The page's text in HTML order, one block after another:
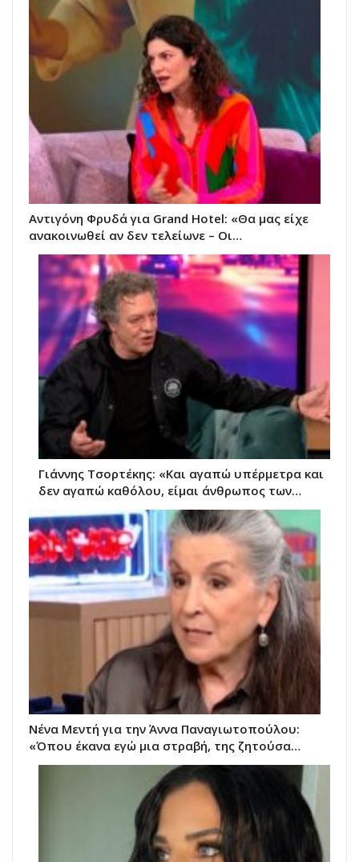
Αντιγόνη Φρυδά για Grand Hotel: «Θα μας είχε
ανακοινωθεί αν δεν τελείωνε – Οι…
Γιάννης Τσορτέκης: «Και αγαπώ υπέρμετρα και
δεν αγαπώ καθόλου, είμαι άνθρωπος των…
Νένα Μεντή για την Άννα Παναγιωτοπούλου:
«Όπου έκανα εγώ μια στραβή, της ζητούσα…